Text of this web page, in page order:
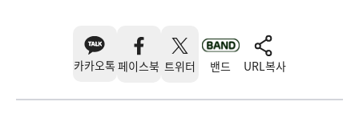
카카오톡 페이스북 트위터 밴드 URL복사